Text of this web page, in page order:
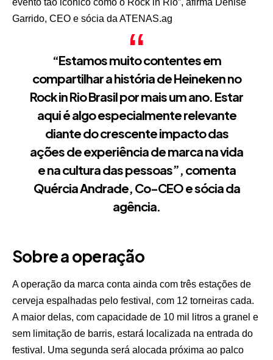
evento tão icônico como o Rock in Rio”, afirma Denise
Garrido, CEO e sócia da ATENAS.ag
“Estamos muito contentes em
compartilhar a história de Heineken no
Rock in Rio Brasil por mais um ano. Estar
aqui é algo especialmente relevante
diante do crescente impacto das
ações de experiência de marca na vida
e na cultura das pessoas”, comenta
Quércia Andrade, Co-CEO e sócia da
agência.
Sobre a operação
A operação da marca conta ainda com três estações de
cerveja espalhadas pelo festival, com 12 torneiras cada.
A maior delas, com capacidade de 10 mil litros a granel e
sem limitação de barris, estará localizada na entrada do
festival. Uma segunda será alocada próxima ao palco